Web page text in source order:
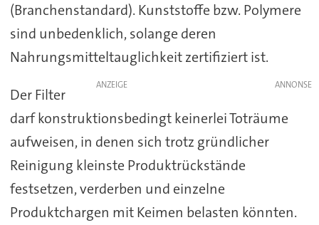
(Branchenstandard). Kunststoffe bzw. Polymere
sind unbedenklich, solange deren
Nahrungsmitteltauglichkeit zertifiziert ist.
ANZEIGE
Der Filter
darf konstruktionsbedingt keinerlei Toträume
aufweisen, in denen sich trotz gründlicher
Reinigung kleinste Produktrückstände
festsetzen, verderben und einzelne
Produktchargen mit Keimen belasten könnten.